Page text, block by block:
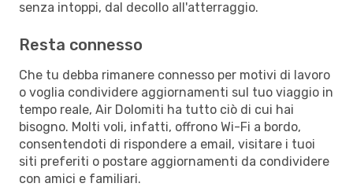
senza intoppi, dal decollo all'atterraggio.
Resta connesso
Che tu debba rimanere connesso per motivi di lavoro
o voglia condividere aggiornamenti sul tuo viaggio in
tempo reale, Air Dolomiti ha tutto ciò di cui hai
bisogno. Molti voli, infatti, offrono Wi-Fi a bordo,
consentendoti di rispondere a email, visitare i tuoi
siti preferiti o postare aggiornamenti da condividere
con amici e familiari.